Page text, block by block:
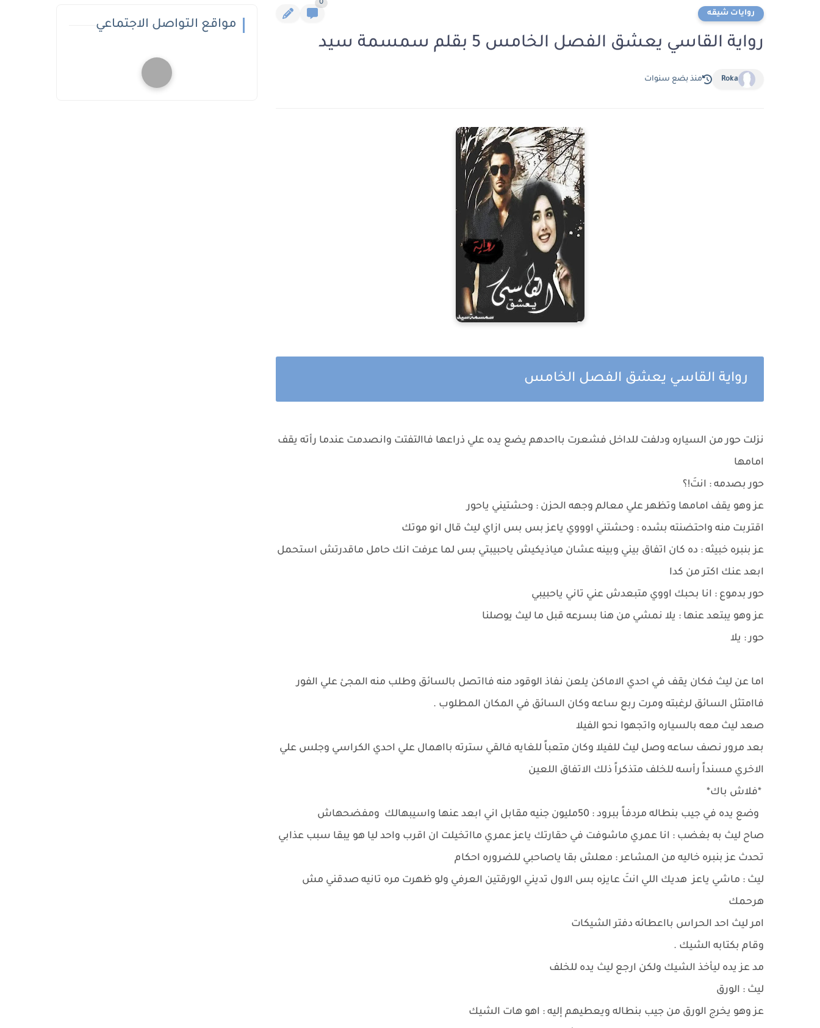
روايات شيقه
0
رواية القاسي يعشق الفصل الخامس 5 بقلم سمسمة سيد
Roka منذ بضع سنوات
رواية القاسي يعشق الفصل الخامس
نزلت حور من السياره ودلفت للداخل فشعرت بااحدهم يضع يده علي ذراعها فاالتفتت وانصدمت عندما رأته يقف
امامها
حور بصدمه : انتَ!؟
عز وهو يقف امامها وتظهر علي معالم وجهه الحزن : وحشتيني ياحور
اقتربت منه واحتضنته بشده : وحشتني اوووي ياعز بس بس ازاي ليث قال انو موتك
عز بنبره خبيثه : ده كان اتفاق بيني وبينه عشان مياذيكيش ياحبيبتي بس لما عرفت انك حامل ماقدرتش استحمل
ابعد عنك اكتر من كدا
حور بدموع : انا بحبك اووي متبعدش عني تاني ياحبيبي
عز وهو يبتعد عنها : يلا نمشي من هنا بسرعه قبل ما ليث يوصلنا
حور : يلا
اما عن ليث فكان يقف في احدي الاماكن يلعن نفاذ الوقود منه فااتصل بالسائق وطلب منه المجئ علي الفور
فاامتثل السائق لرغبته ومرت ربع ساعه وكان السائق في المكان المطلوب .
صعد ليث معه بالسياره واتجهوا نحو الفيلا
بعد مرور نصف ساعه وصل ليث للفيلا وكان متعباً للغايه فالقي سترته بااهمال علي احدي الكراسي وجلس علي
الاخري مسنداً رأسه للخلف متذكراً ذلك الاتفاق اللعين
*فلاش باك*
وضع يده في جيب بنطاله مردفاً ببرود : 50مليون جنيه مقابل اني ابعد عنها واسيبهالك ومفضحهاش
صاح ليث به بغضب : انا عمري ماشوفت في حقارتك ياعز عمري مااتخيلت ان اقرب واحد ليا هو يبقا سبب عذابي
تحدث عز بنبره خاليه من المشاعر : معلش بقا ياصاحبي للضروره احكام
ليث : ماشي ياعز هديك اللي انتَ عايزه بس الاول تديني الورقتين العرفي ولو ظهرت مره تانيه صدقني مش
هرحمك
امر ليث احد الحراس بااعطائه دفتر الشيكات
وقام بكتابه الشيك .
مد عز يده ليأخذ الشيك ولكن ارجع ليث يده للخلف
ليث : الورق
عز وهو يخرج الورق من جيب بنطاله ويعطيهم إليه : اهو هات الشيك
مواقع التواصل الاجتماعي